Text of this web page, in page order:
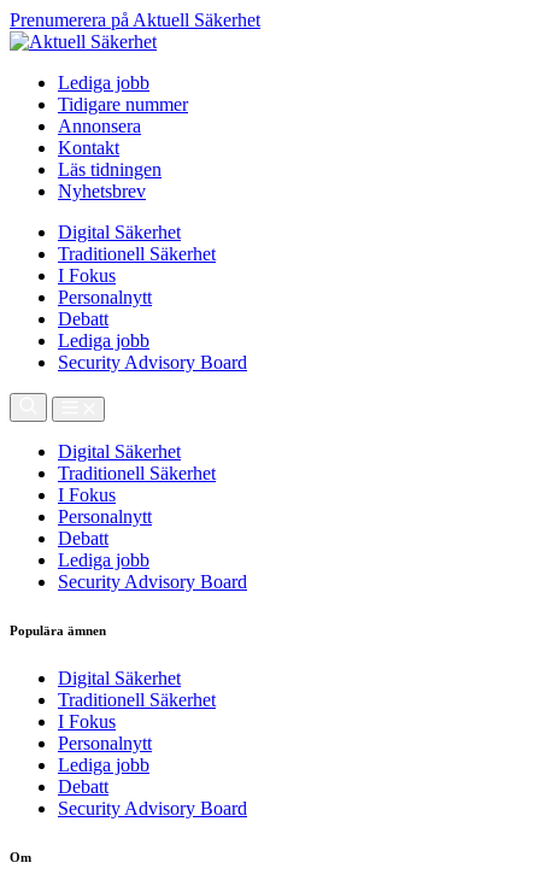
Prenumerera på Aktuell Säkerhet
Lediga jobb
Tidigare nummer
Annonsera
Kontakt
Läs tidningen
Nyhetsbrev
Digital Säkerhet
Traditionell Säkerhet
I Fokus
Personalnytt
Debatt
Lediga jobb
Security Advisory Board
Digital Säkerhet
Traditionell Säkerhet
I Fokus
Personalnytt
Debatt
Lediga jobb
Security Advisory Board
Populära ämnen
Digital Säkerhet
Traditionell Säkerhet
I Fokus
Personalnytt
Lediga jobb
Debatt
Security Advisory Board
Om